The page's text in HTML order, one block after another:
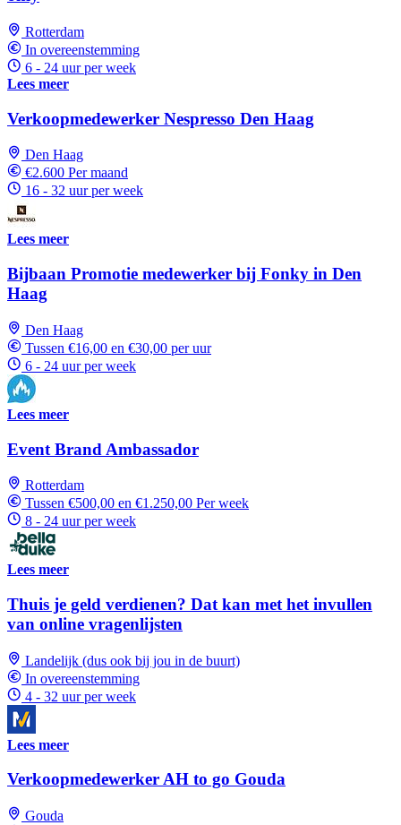
Rotterdam
In overeenstemming
6 - 24 uur per week
Lees meer
Verkoopmedewerker Nespresso Den Haag
Den Haag
€2.600 Per maand
16 - 32 uur per week
Lees meer
Bijbaan Promotie medewerker bij Fonky in Den
Haag
Den Haag
Tussen €16,00 en €30,00 per uur
6 - 24 uur per week
Lees meer
Event Brand Ambassador
Rotterdam
Tussen €500,00 en €1.250,00 Per week
8 - 24 uur per week
Lees meer
Thuis je geld verdienen? Dat kan met het invullen
van online vragenlijsten
Landelijk (dus ook bij jou in de buurt)
In overeenstemming
4 - 32 uur per week
Lees meer
Verkoopmedewerker AH to go Gouda
Gouda